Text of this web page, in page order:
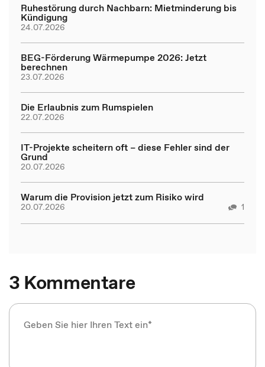
Ruhestörung durch Nachbarn: Mietminderung bis
Kündigung
24.07.2026
BEG-Förderung Wärmepumpe 2026: Jetzt
berechnen
23.07.2026
Die Erlaubnis zum Rumspielen
22.07.2026
IT-Projekte scheitern oft – diese Fehler sind der
Grund
20.07.2026
Warum die Provision jetzt zum Risiko wird
20.07.2026 1
3 Kommentare